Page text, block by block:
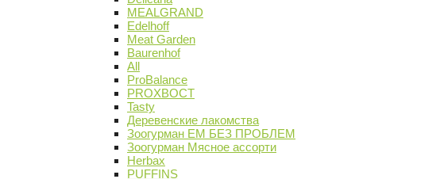
MEALGRAND
Edelhoff
Meat Garden
Baurenhof
All
ProBalance
PROХВОСТ
Tasty
Деревенские лакомства
Зоогурман ЕМ БЕЗ ПРОБЛЕМ
Зоогурман Мясное ассорти
Herbax
PUFFINS